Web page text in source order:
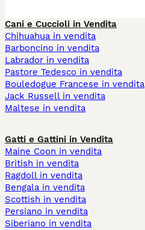
Cani e Cuccioli in Vendita
Chihuahua in vendita
Barboncino in vendita
Labrador in vendita
Pastore Tedesco in vendita
Bouledogue Francese in vendita
Jack Russell in vendita
Maltese in vendita
Gatti e Gattini in Vendita
Maine Coon in vendita
British in vendita
Ragdoll in vendita
Bengala in vendita
Scottish in vendita
Persiano in vendita
Siberiano in vendita